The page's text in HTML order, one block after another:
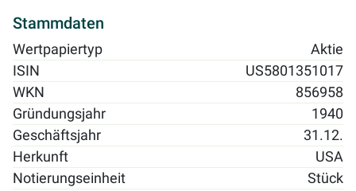
Stammdaten
Wertpapiertyp
Aktie
ISIN
US5801351017
WKN
856958
Gründungsjahr
1940
Geschäftsjahr
31.12.
Herkunft
USA
Notierungseinheit
Stück